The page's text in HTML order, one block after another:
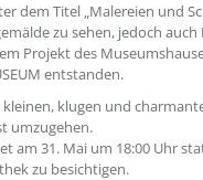
dem Titel „Malereien und
zu sehen, jedoch
Projekt des
entstanden.
kleinen, klugen und
umzugehen.
am 31. Mai um 18:00 Uhr
zu besichtigen.